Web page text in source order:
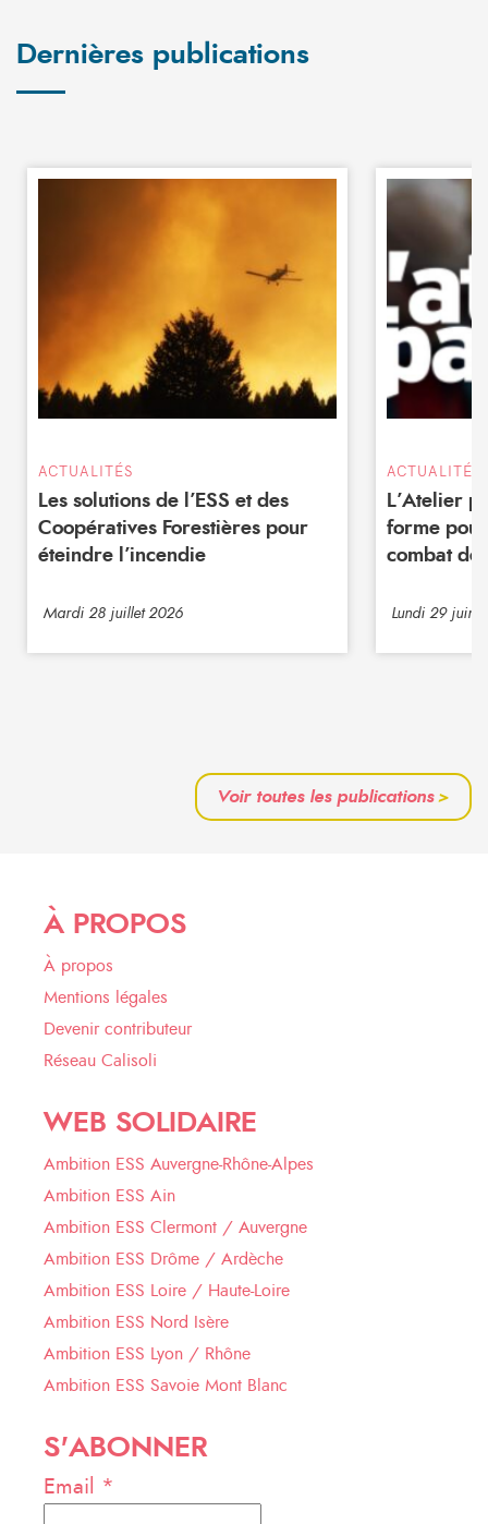
Dernières publications
ACTUALITÉS
Les solutions de l’ESS et des
Coopératives Forestières pour
éteindre l’incendie
Mardi 28 juillet 2026
ACTUALITÉS
L’Atelier
forme
combat de
Lundi 29 juin
Voir toutes les publications>
À PROPOS
À propos
Mentions légales
Devenir contributeur
Réseau Calisoli
WEB SOLIDAIRE
Ambition ESS Auvergne-Rhône-Alpes
Ambition ESS Ain
Ambition ESS Clermont / Auvergne
Ambition ESS Drôme / Ardèche
Ambition ESS Loire / Haute-Loire
Ambition ESS Nord Isère
Ambition ESS Lyon / Rhône
Ambition ESS Savoie Mont Blanc
S'ABONNER
Email *